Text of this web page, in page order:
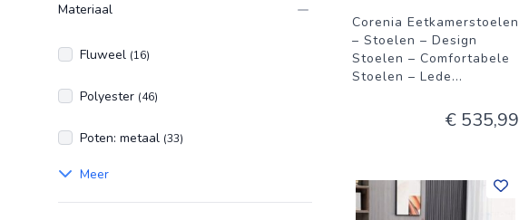
Materiaal
Fluweel (16)
Polyester (46)
Poten: metaal (33)
Meer
Corenia Eetkamerstoelen
– Stoelen – Design
Stoelen – Comfortabele
Stoelen – Lede...
€ 535,99